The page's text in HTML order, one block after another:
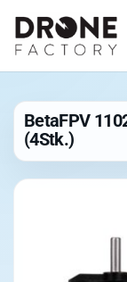
BetaFPV
(4Stk.)